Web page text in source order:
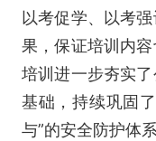
以考促学、以考
果，保证培训内
培训进一步夯实
基础，持续巩固
与”的安全防护体系